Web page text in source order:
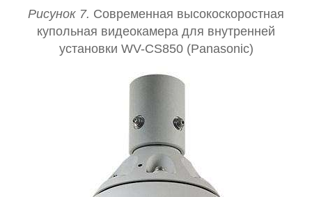
Рисунок 7. Современная высокоскоростная
купольная видеокамера для внутренней
установки WV-CS850 (Panasonic)